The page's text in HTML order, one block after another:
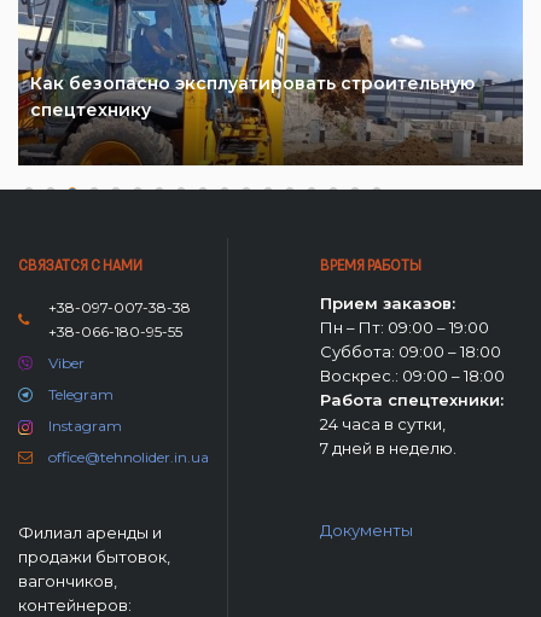
Как безопасно эксплуатировать строительную
спецтехнику
СВЯЗАТСЯ С НАМИ
+38-097-007-38-38
+38-066-180-95-55
Viber
Telegram
Instagram
office@tehnolider.in.ua
Филиал аренды и
продажи бытовок,
вагончиков,
контейнеров:
ВРЕМЯ РАБОТЫ
Прием заказов:
Пн – Пт: 09:00 – 19:00
Суббота: 09:00 – 18:00
Воскрес.: 09:00 – 18:00
Работа спецтехники:
24 часа в сутки,
7 дней в неделю.
Документы